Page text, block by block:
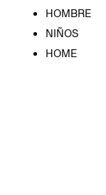
HOMBRE
NIÑOS
HOME